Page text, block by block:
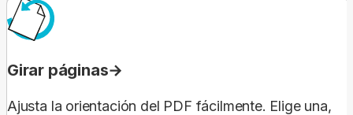
Girar páginas
Ajusta la orientación del PDF fácilmente. Elige una,